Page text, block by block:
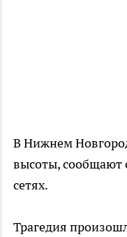
В Нижнем
высоты, сообщают
сетях.
Трагедия